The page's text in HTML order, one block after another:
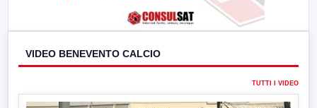
VIDEO BENEVENTO CALCIO
TUTTI I VIDEO